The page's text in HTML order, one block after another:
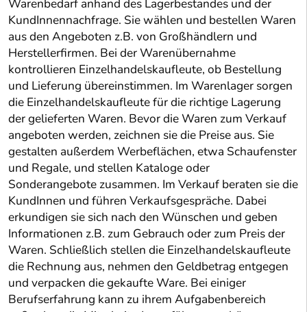
Warenbedarf anhand des Lagerbestandes und der
KundInnennachfrage. Sie wählen und bestellen Waren
aus den Angeboten z.B. von Großhändlern und
Herstellerfirmen. Bei der Warenübernahme
kontrollieren Einzelhandelskaufleute, ob Bestellung
und Lieferung übereinstimmen. Im Warenlager sorgen
die Einzelhandelskaufleute für die richtige Lagerung
der gelieferten Waren. Bevor die Waren zum Verkauf
angeboten werden, zeichnen sie die Preise aus. Sie
gestalten außerdem Werbeflächen, etwa Schaufenster
und Regale, und stellen Kataloge oder
Sonderangebote zusammen. Im Verkauf beraten sie die
KundInnen und führen Verkaufsgespräche. Dabei
erkundigen sie sich nach den Wünschen und geben
Informationen z.B. zum Gebrauch oder zum Preis der
Waren. Schließlich stellen die Einzelhandelskaufleute
die Rechnung aus, nehmen den Geldbetrag entgegen
und verpacken die gekaufte Ware. Bei einiger
Berufserfahrung kann zu ihrem Aufgabenbereich